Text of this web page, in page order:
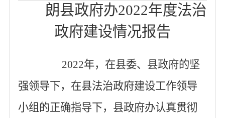
朗县政府办2022年度法治
政府建设情况报告
2022年，在县委、县政府的坚
强领导下， 在县法治政府建设工作领导
小组的正确指导下，县政府办认真贯彻